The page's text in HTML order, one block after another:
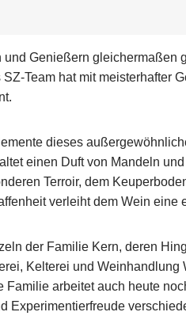
Genießern
Team hat mit meisterhafter
dieses
einen Duft von Mandeln
Terroir, dem
verleiht dem Wein
der Familie Kern, deren
Kelterei und
arbeitet auch heute
Experimentierfreude